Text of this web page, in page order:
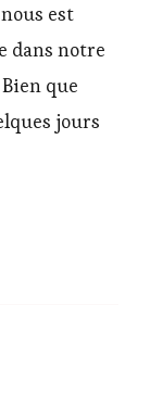
est
dans notre
que
jours